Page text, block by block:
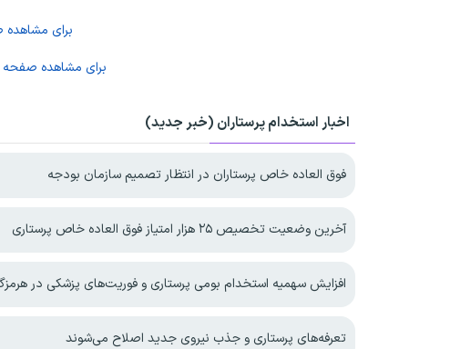
برای
برای مشاهده صفحه
اخبار استخدام پرستاران (خبر جدید)
فوق العاده خاص پرستاران در انتظار تصمیم سازمان بودجه
آخرین وضعیت تخصیص ۲۵ هزار امتیاز فوق العاده خاص پرستاری
افزایش سهمیه استخدام بومی پرستاری و فوریت‌های پزشکی در
تعرفه‌های پرستاری و جذب نیروی جدید اصلاح می‌شوند